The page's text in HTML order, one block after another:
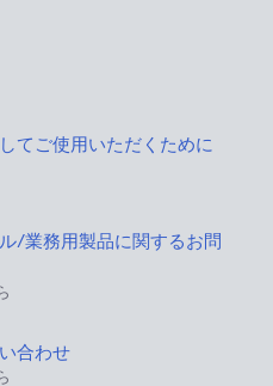
てご使用いただくために
/業務用製品に関するお問
合わせ